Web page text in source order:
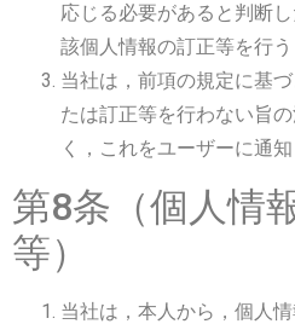
応じる必要があると判断
該個人情報の訂正等を行う
当社は，前項の規定に基
たは訂正等を行わない旨
く，これをユーザーに通知
第8条（個人情
等）
当社は，本人から，個人